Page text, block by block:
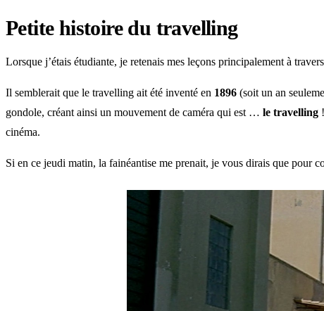
Petite histoire du travelling
Lorsque j’étais étudiante, je retenais mes leçons principalement à
Il semblerait que le travelling ait été inventé en 1896 (soit un an
gondole, créant ainsi un mouvement de caméra qui est … le travelling
cinéma.
Si en ce jeudi matin, la fainéantise me prenait, je vous dirais que pour